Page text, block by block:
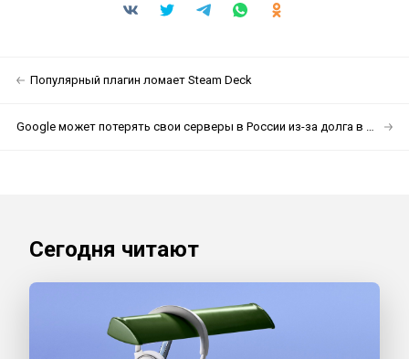
Популярный плагин ломает Steam Deck
Google может потерять свои серверы в России из-за долга в 10 млрд рублей
Сегодня читают